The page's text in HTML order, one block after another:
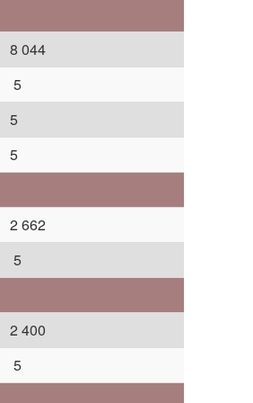
8 044
5
5
5
2 662
5
2 400
5